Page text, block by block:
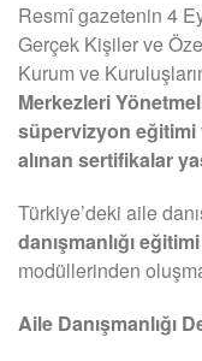
Resmî gazetenin 4
Gerçek Kişiler ve
Kurum ve
Merkezleri
süpervizyon
alınan sertifikalar
Türkiye’deki aile
danışmanlığı
modüllerinden
Aile Danışmanlığı